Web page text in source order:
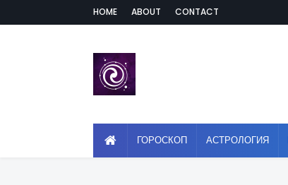
HOME ABOUT CONTACT
ГОРОСКОП АСТРОЛОГИЯ